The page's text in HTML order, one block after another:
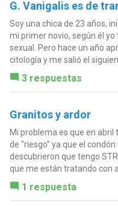
G. Vanigalis es de
Soy una chica de 23 años,
mi primer novio, según él
sexual. Pero hace un año
citología y me salió el
3 respuestas
Granitos y ardor
Mi problema es que en
de "riesgo" ya que el
descubrieron que tengo
que me están tratando con
1 respuesta